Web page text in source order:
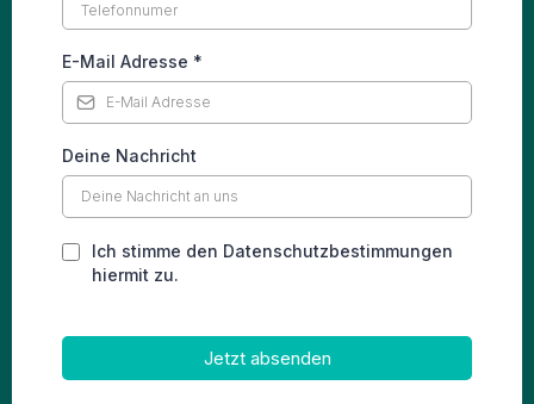
E-Mail Adresse *
Deine Nachricht
Ich stimme den Datenschutzbestimmungen
hiermit zu.
Jetzt absenden